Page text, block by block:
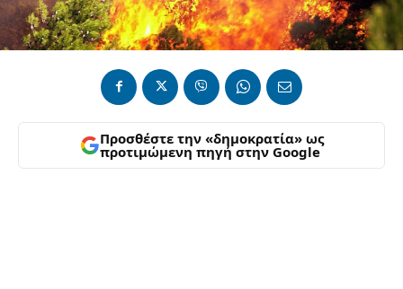
Προσθέστε την «δημοκρατία» ως
προτιμώμενη πηγή στην Google